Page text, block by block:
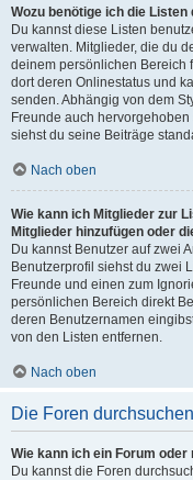
Wozu benötige ich die
Du kannst diese Listen
verwalten. Mitglieder, die du
deinem persönlichen Bereich
dort deren Onlinestatus und
senden. Abhängig von dem
Freunde auch
siehst du seine Beiträge
Nach oben
Wie kann ich Mitglieder zur
Mitglieder hinzufügen oder
Du kannst Benutzer auf zwei
Benutzerprofil siehst du zwei
Freunde und einen zum
persönlichen Bereich direkt
deren Benutzernamen
von den Listen entfernen.
Nach oben
Die Foren durchsuchen
Wie kann ich ein Forum
Du kannst die Foren